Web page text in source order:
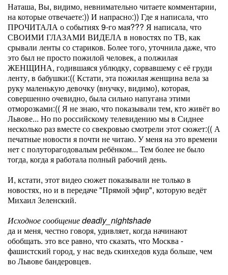
Наташа, Вы, видимо, невнимательно читаете комментарии,
на которые отвечаете:)) И напрасно:)) Где я написала, что
ПРОЧИТАЛА о событиях 9-го мая??? Я написала, что
СВОИМИ ГЛАЗАМИ ВИДЕЛА в новостях по ТВ, как
срывали ленты со стариков. Более того, уточнила даже, что
это был не просто пожилой человек, а полжилая
ЖЕНЩИНА, годившаяся ублюдку, сорвавшему с её груди
ленту, в бабушки:(( Кстати, эта пожилая женщина вела за
руку маленькую девочку (внучку, видимо), которая,
совершенно очевидно, была сильно напугана этими
отморозками:(( Я не знаю, что показывали тем, кто живёт во
Львове... Но по российскому телевидению мы в Сиднее
несколько раз вместе со свекровью смотрели этот сюжет:(( А
печатные новости я почти не читаю. У меня на это времени
нет с полуторагодовалым ребёнком... Тем более не было
тогда, когда я работала полный рабочий день.
И, кстати, этот видео сюжет показывали не только в
новостях, но и в передаче "Прямой эфир", которую ведёт
Михаил Зеленский.
Исходное сообщение deadly_nightshade
да и меня, честно говоря, удивляет, когда начинают
обобщать. это все равно, что сказать, что Москва -
фашистский город, у нас ведь скинхедов куда больше, чем
во Львове бандеровцев.